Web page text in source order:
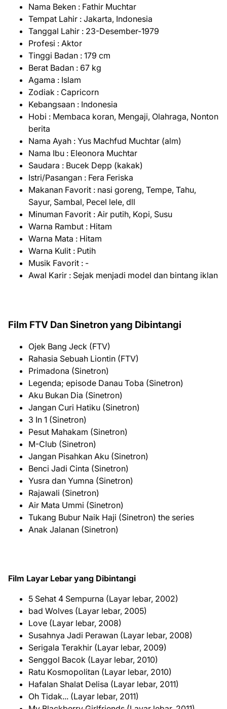
Nama Beken : Fathir Muchtar
Tempat Lahir : Jakarta, Indonesia
Tanggal Lahir : 23-Desember-1979
Profesi : Aktor
Tinggi Badan : 179 cm
Berat Badan : 67 kg
Agama : Islam
Zodiak : Capricorn
Kebangsaan : Indonesia
Hobi : Membaca koran, Mengaji, Olahraga, Nonton
berita
Nama Ayah : Yus Machfud Muchtar (alm)
Nama Ibu : Eleonora Muchtar
Saudara : Bucek Depp (kakak)
Istri/Pasangan : Fera Feriska
Makanan Favorit : nasi goreng, Tempe, Tahu,
Sayur, Sambal, Pecel lele, dll
Minuman Favorit : Air putih, Kopi, Susu
Warna Rambut : Hitam
Warna Mata : Hitam
Warna Kulit : Putih
Musik Favorit : -
Awal Karir : Sejak menjadi model dan bintang iklan
Film FTV Dan Sinetron yang Dibintangi
Ojek Bang Jeck (FTV)
Rahasia Sebuah Liontin (FTV)
Primadona (Sinetron)
Legenda; episode Danau Toba (Sinetron)
Aku Bukan Dia (Sinetron)
Jangan Curi Hatiku (Sinetron)
3 In 1 (Sinetron)
Pesut Mahakam (Sinetron)
M-Club (Sinetron)
Jangan Pisahkan Aku (Sinetron)
Benci Jadi Cinta (Sinetron)
Yusra dan Yumna (Sinetron)
Rajawali (Sinetron)
Air Mata Ummi (Sinetron)
Tukang Bubur Naik Haji (Sinetron) the series
Anak Jalanan (Sinetron)
Film Layar Lebar yang Dibintangi
5 Sehat 4 Sempurna (Layar lebar, 2002)
bad Wolves (Layar lebar, 2005)
Love (Layar lebar, 2008)
Susahnya Jadi Perawan (Layar lebar, 2008)
Serigala Terakhir (Layar lebar, 2009)
Senggol Bacok (Layar lebar, 2010)
Ratu Kosmopolitan (Layar lebar, 2010)
Hafalan Shalat Delisa (Layar lebar, 2011)
Oh Tidak... (Layar lebar, 2011)